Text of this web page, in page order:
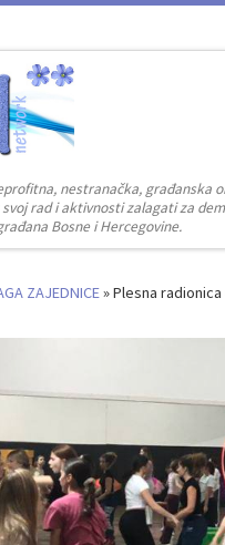
nestranačka,
rad i aktivnosti zalagati za
Bosne i Hercegovine.
ZAJEDNICE»Plesna